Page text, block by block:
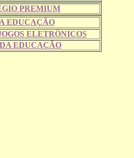
PREMIUM
EDUCAÇÃO
ELETRÔNICOS
EDUCAÇÃO